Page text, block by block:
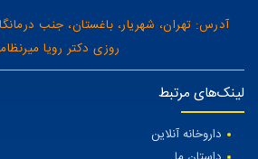
آدرس: تهران، شهریار، باغستان، جنب
روزی دکتر رویا
لینک‌های مرتبط
داروخانه آنلاین